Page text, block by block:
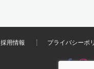
採用情報 プライバシーポ